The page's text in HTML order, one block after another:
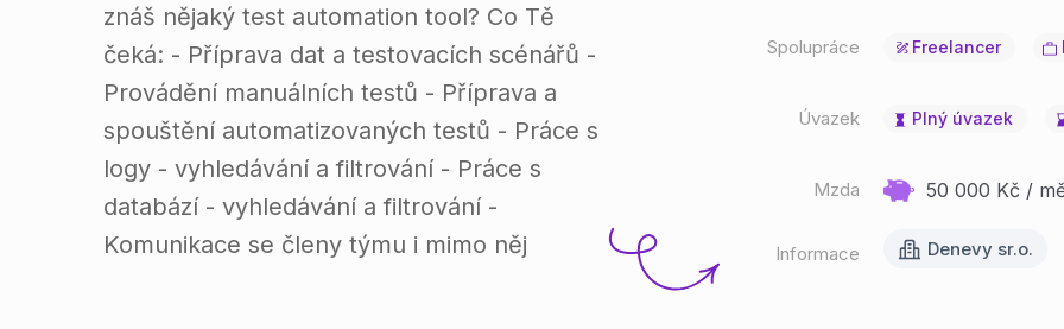
znáš nějaký test automation tool? Co Tě
čeká: - Příprava dat a testovacích scénářů -
Provádění manuálních testů - Příprava a
spouštění automatizovaných testů - Práce s
logy - vyhledávání a filtrování - Práce s
databází - vyhledávání a filtrování -
Komunikace se členy týmu i mimo něj
Spolupráce Freelancer
Úvazek Plný úvazek
Mzda 50 000 Kč /
Informace Denevy sr.o.